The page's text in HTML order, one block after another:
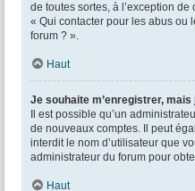
de toutes sortes, à l’exception
« Qui contacter pour les abus ou
forum ? ».
Haut
Je souhaite m’enregistrer, mais
Il est possible qu’un
de nouveaux comptes. Il peut
interdit le nom d’utilisateur que
administrateur du forum pour
Haut